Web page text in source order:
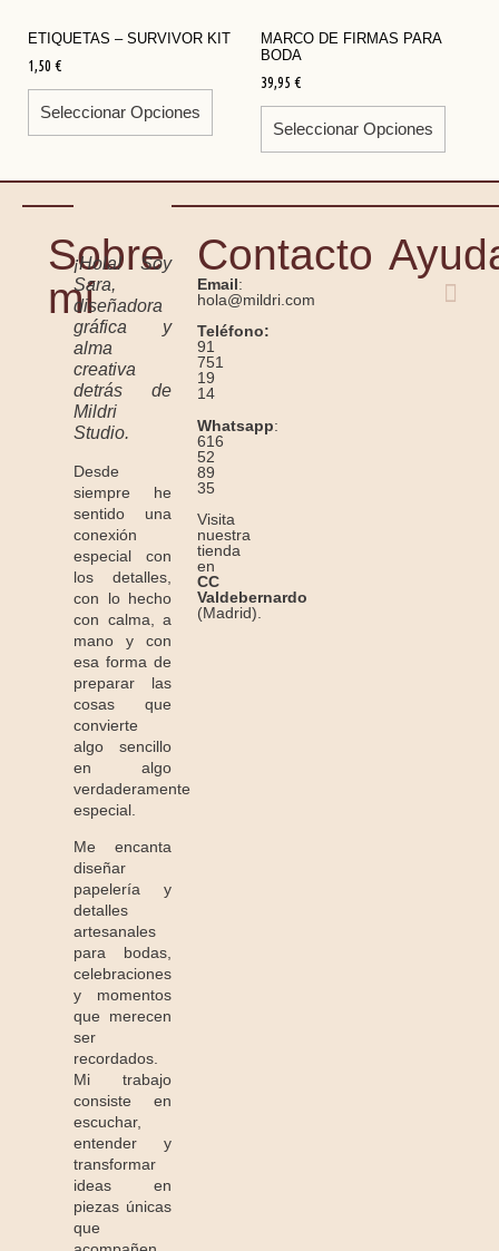
ETIQUETAS – SURVIVOR KIT
1,50 €
Seleccionar Opciones
MARCO DE FIRMAS PARA
BODA
39,95 €
Seleccionar Opciones
Sobre
mí
¡Hola! Soy
Sara,
diseñadora
gráfica y
alma
creativa
detrás de
Mildri
Studio.
Desde
siempre he
sentido una
conexión
especial con
los detalles,
con lo hecho
con calma, a
mano y con
esa forma de
preparar las
cosas que
convierte
algo sencillo
en algo
verdaderamente
especial.
Me encanta
diseñar
papelería y
detalles
artesanales
para bodas,
celebraciones
y momentos
que merecen
ser
recordados.
Mi trabajo
consiste en
escuchar,
entender y
transformar
ideas en
piezas únicas
que
Contacto
Email:
hola@mildri.com
Teléfono:
91
751
19
14
Whatsapp:
616
52
89
35
Visita
nuestra
tienda
en
CC
Valdebernardo
(Madrid).